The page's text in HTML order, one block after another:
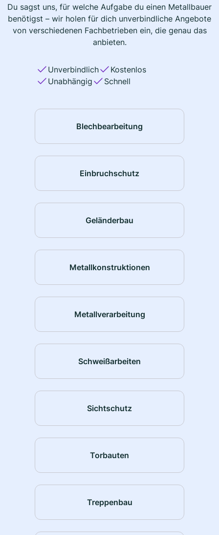
Du sagst uns, für welche Aufgabe du einen Metallbauer
benötigst – wir holen für dich unverbindliche Angebote
von verschiedenen Fachbetrieben ein, die genau das
anbieten.
Unverbindlich
Kostenlos
Unabhängig
Schnell
Blechbearbeitung
Einbruchschutz
Geländerbau
Metallkonstruktionen
Metallverarbeitung
Schweißarbeiten
Sichtschutz
Torbauten
Treppenbau